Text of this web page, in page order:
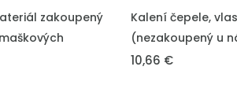
zakoupený
VLOŽIT DO KOŠÍKU
Kalení čepele,
(nezakoupený u
10,66 €